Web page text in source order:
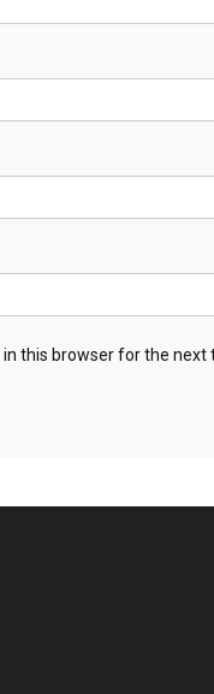
this browser for the next